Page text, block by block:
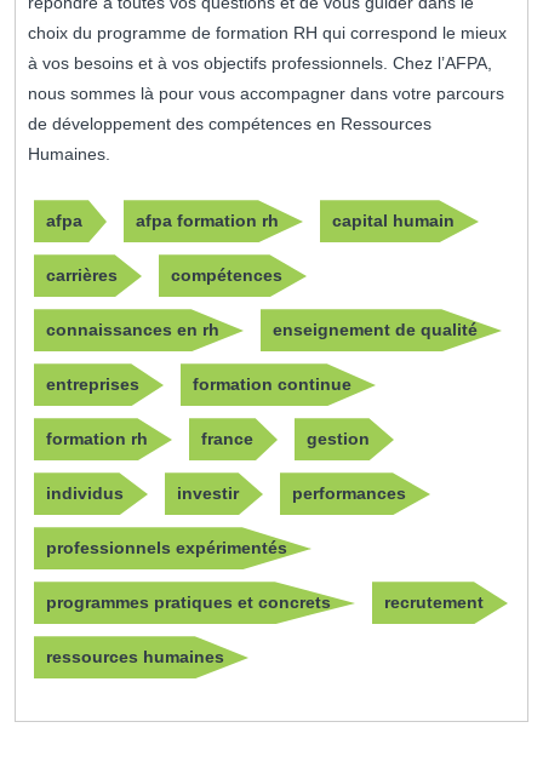
choix du programme de formation RH qui correspond le mieux
à vos besoins et à vos objectifs professionnels. Chez l’AFPA,
nous sommes là pour vous accompagner dans votre parcours
de développement des compétences en Ressources
Humaines.
afpa afpa formation rh capital humain
carrières compétences
connaissances en rh enseignement de qualité
entreprises formation continue
formation rh france gestion
individus investir performances
professionnels expérimentés
programmes pratiques et concrets recrutement
ressources humaines